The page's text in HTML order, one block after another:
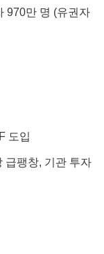
970만 명 (유권자
도입
급팽창, 기관 투자